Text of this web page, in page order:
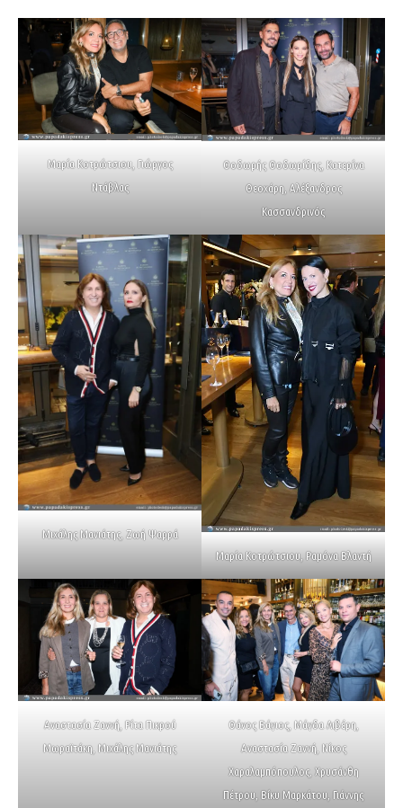
Μαρία Κοτρώτσιου, Γιώργος
Ντάβλας
Θοδωρής Θοδωρίδης, Κατερίνα
Θεοχάρη, Αλέξανδρος
Κασσανδρινός
Μιχάλης Μανιάτης, Ζωή Ψαρρά
Μαρία Κοτρώτσιου, Ραμόνα Βλαντή
Αναστασία Ζαννή, Ρίτα Πικρού
Μωραϊτάκη, Μιχάλης Μανιάτης
Θάνος Βάγιος, Μάγδα Λιβέρη,
Αναστασία Ζαννή, Νίκος
Χαραλαμπόπουλος, Χρυσάνθη
Πέτρου, Βίκυ Μαρκάτου, Γιάννης